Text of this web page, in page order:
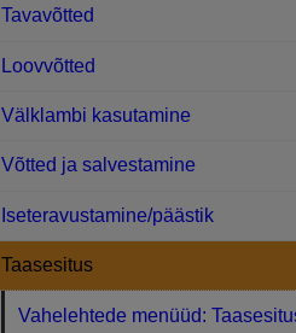
Tavavõtted
Loovvõtted
Välklambi kasutamine
Võtted ja salvestamine
Iseteravustamine/päästik
Taasesitus
Vahelehtede menüüd: